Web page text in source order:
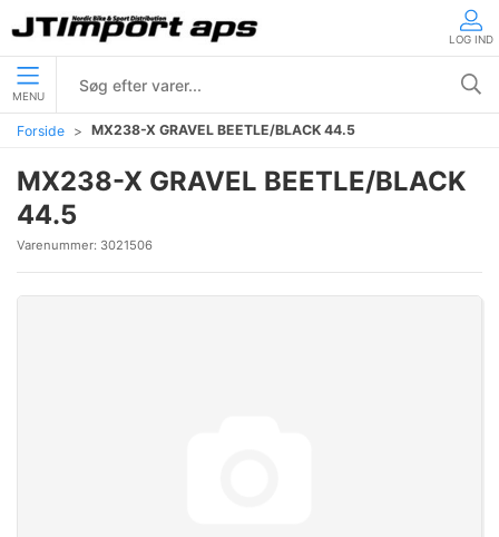
LOG IND
MENU
Forside MX238-X GRAVEL BEETLE/BLACK 44.5
MX238-X GRAVEL BEETLE/BLACK
44.5
Varenummer: 3021506